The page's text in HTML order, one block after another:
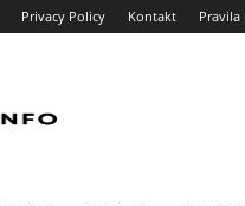
Privacy Policy Kontakt